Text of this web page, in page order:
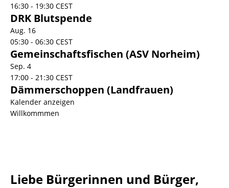
16:30 - 19:30 CEST
DRK Blutspende
Aug. 16
05:30 - 06:30 CEST
Gemeinschaftsfischen (ASV Norheim)
Sep. 4
17:00 - 21:30 CEST
Dämmerschoppen (Landfrauen)
Kalender anzeigen
Willkommmen
Liebe Bürgerinnen und Bürger,